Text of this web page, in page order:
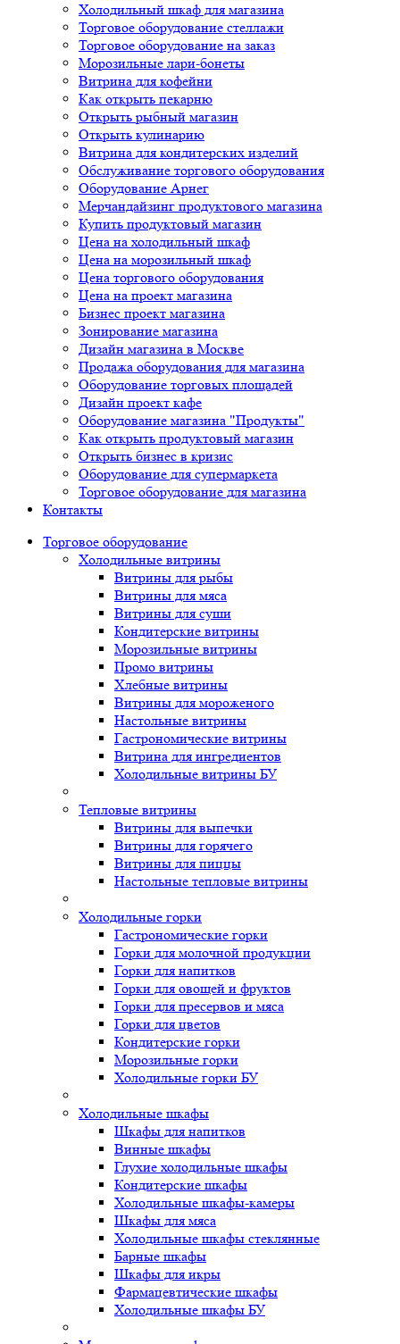
Холодильный шкаф для магазина
Торговое оборудование стеллажи
Торговое оборудование на заказ
Морозильные лари-бонеты
Витрина для кофейни
Как открыть пекарню
Открыть рыбный магазин
Открыть кулинарию
Витрина для кондитерских изделий
Обслуживание торгового оборудования
Оборудование Арнег
Мерчандайзинг продуктового магазина
Купить продуктовый магазин
Цена на холодильный шкаф
Цена на морозильный шкаф
Цена торгового оборудования
Цена на проект магазина
Бизнес проект магазина
Зонирование магазина
Дизайн магазина в Москве
Продажа оборудования для магазина
Оборудование торговых площадей
Дизайн проект кафе
Оборудование магазина "Продукты"
Как открыть продуктовый магазин
Открыть бизнес в кризис
Оборудование для супермаркета
Торговое оборудование для магазина
Контакты
Торговое оборудованиe
Холодильные витрины
Витрины для рыбы
Витрины для мяса
Витрины для суши
Кондитерские витрины
Морозильные витрины
Промо витрины
Хлебные витрины
Витрины для мороженого
Настольные витрины
Гастрономические витрины
Витрина для ингредиентов
Холодильные витрины БУ
Тепловые витрины
Витрины для выпечки
Витрины для горячего
Витрины для пиццы
Настольные тепловые витрины
Холодильные горки
Гастрономические горки
Горки для молочной продукции
Горки для напитков
Горки для овощей и фруктов
Горки для пресервов и мяса
Горки для цветов
Кондитерские горки
Морозильные горки
Холодильные горки БУ
Холодильные шкафы
Шкафы для напитков
Винные шкафы
Глухие холодильные шкафы
Кондитерские шкафы
Холодильные шкафы-камеры
Шкафы для мяса
Холодильные шкафы стеклянные
Барные шкафы
Шкафы для икры
Фармацевтические шкафы
Холодильные шкафы БУ